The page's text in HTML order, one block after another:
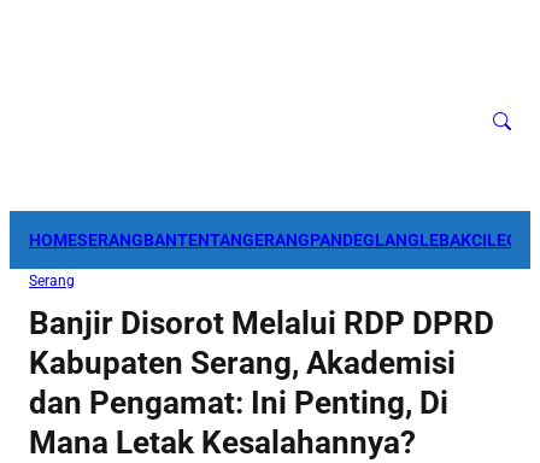
HOMESERANGBANTENTANGERANGPANDEGLANGLEBAK
Serang
Banjir Disorot Melalui RDP DPRD
Kabupaten Serang, Akademisi
dan Pengamat: Ini Penting, Di
Mana Letak Kesalahannya?